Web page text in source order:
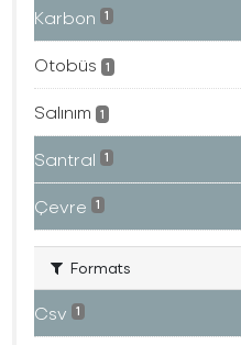
Karbon 1
Otobüs 1
Salınım 1
Santral 1
Çevre 1
Formats
Csv 1